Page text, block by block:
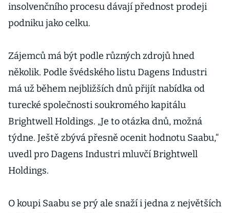
insolvenčního procesu dávají přednost prodeji
podniku jako celku.
Zájemců má být podle různých zdrojů hned
několik. Podle švédského listu Dagens Industri
má už během nejbližších dnů přijít nabídka od
turecké společnosti soukromého kapitálu
Brightwell Holdings. „Je to otázka dnů, možná
týdne. Ještě zbývá přesně ocenit hodnotu Saabu,“
uvedl pro Dagens Industri mluvčí Brightwell
Holdings.
O koupi Saabu se prý ale snaží i jedna z největších